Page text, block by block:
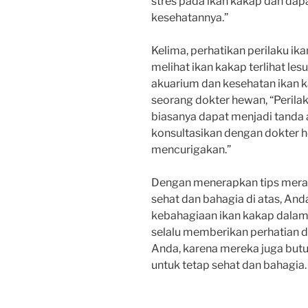
kesehatannya.”
Kelima, perhatikan perilaku
melihat ikan kakap terlihat
akuarium dan kesehatan ikan
seorang dokter hewan,
biasanya dapat menjadi tanda
konsultasikan dengan dokter
mencurigakan.”
Dengan menerapkan tips
sehat dan bahagia di atas,
kebahagiaan ikan kakap
selalu memberikan perhatian
Anda, karena mereka juga
untuk tetap sehat dan bahagia.